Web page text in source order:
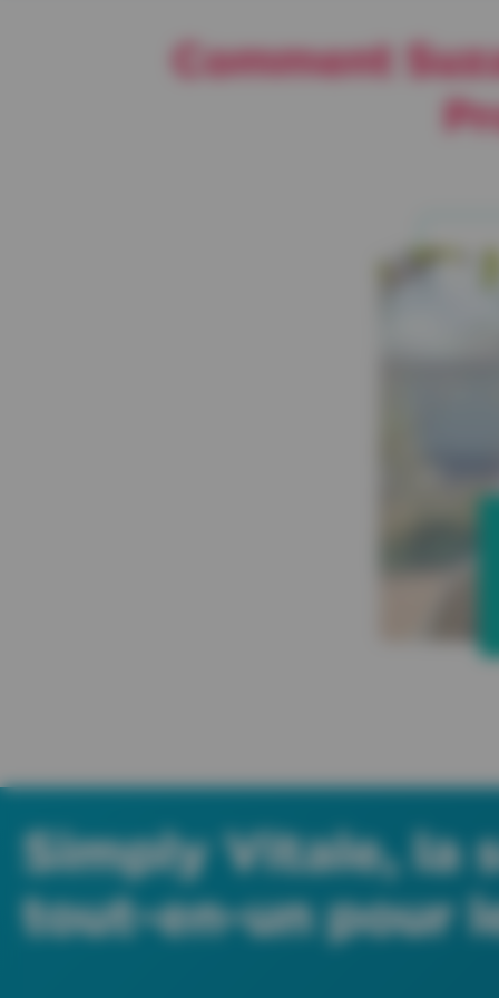
Comment
Simply Vitale, la
tout-en-un pour